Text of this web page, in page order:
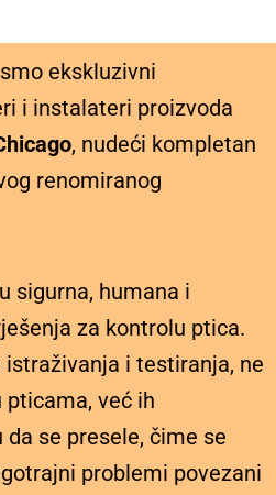
ekskluzivni
i instalateri proizvoda
, nudeći kompletan
renomiranog
sigurna, humana i
za kontrolu ptica.
istraživanja i testiranja, ne
već ih
se presele, čime se
problemi povezani